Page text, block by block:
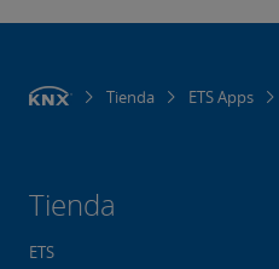
Tienda ETS Apps
Tienda
ETS